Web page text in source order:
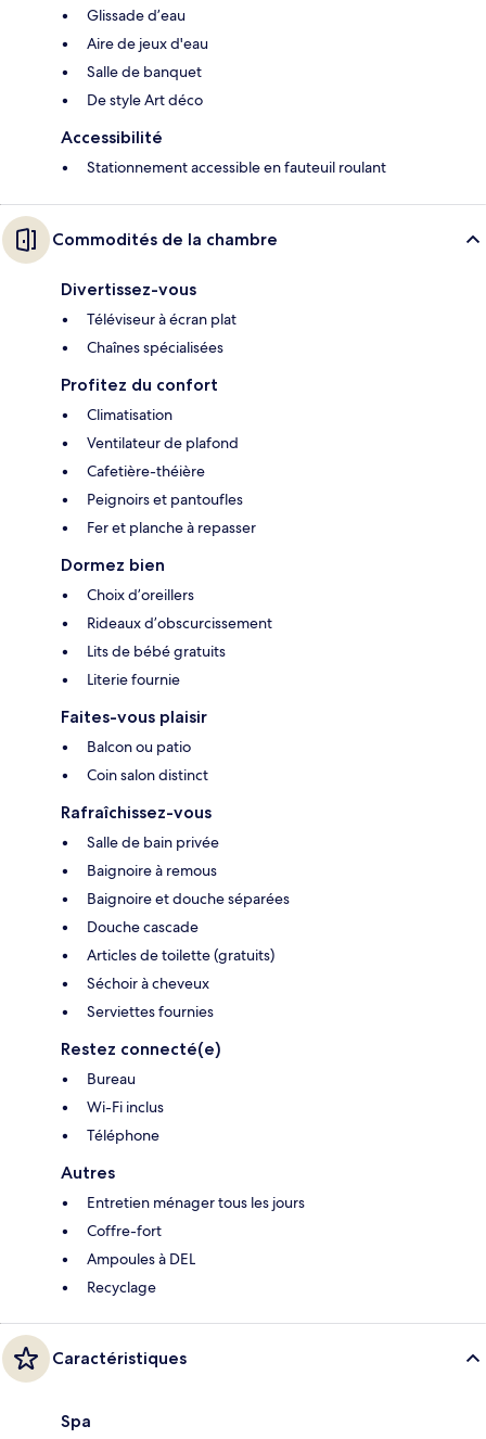
Glissade d’eau
Aire de jeux d'eau
Salle de banquet
De style Art déco
Accessibilité
Stationnement accessible en fauteuil roulant
Commodités de la chambre
Divertissez-vous
Téléviseur à écran plat
Chaînes spécialisées
Profitez du confort
Climatisation
Ventilateur de plafond
Cafetière-théière
Peignoirs et pantoufles
Fer et planche à repasser
Dormez bien
Choix d’oreillers
Rideaux d’obscurcissement
Lits de bébé gratuits
Literie fournie
Faites-vous plaisir
Balcon ou patio
Coin salon distinct
Rafraîchissez-vous
Salle de bain privée
Baignoire à remous
Baignoire et douche séparées
Douche cascade
Articles de toilette (gratuits)
Séchoir à cheveux
Serviettes fournies
Restez connecté(e)
Bureau
Wi-Fi inclus
Téléphone
Autres
Entretien ménager tous les jours
Coffre-fort
Ampoules à DEL
Recyclage
Caractéristiques
Spa